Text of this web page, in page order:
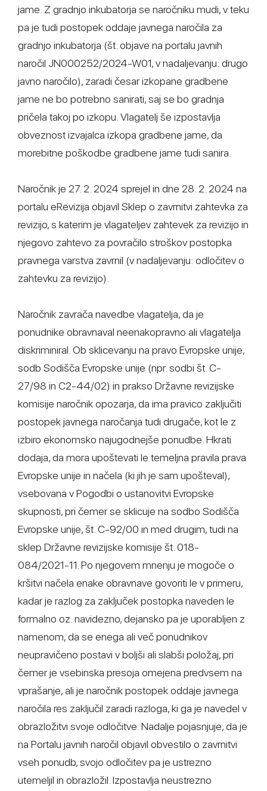
jame. Z gradnjo inkubatorja se naročniku mudi, v teku
pa je tudi postopek oddaje javnega naročila za
gradnjo inkubatorja (št. objave na portalu javnih
naročil JN000252/2024-W01, v nadaljevanju: drugo
javno naročilo), zaradi česar izkopane gradbene
jame ne bo potrebno sanirati, saj se bo gradnja
pričela takoj po izkopu. Vlagatelj še izpostavlja
obveznost izvajalca izkopa gradbene jame, da
morebitne poškodbe gradbene jame tudi sanira.
Naročnik je 27. 2. 2024 sprejel in dne 28. 2. 2024 na
portalu eRevizija objavil Sklep o zavrnitvi zahtevka za
revizijo, s katerim je vlagateljev zahtevek za revizijo in
njegovo zahtevo za povračilo stroškov postopka
pravnega varstva zavrnil (v nadaljevanju: odločitev o
zahtevku za revizijo).
Naročnik zavrača navedbe vlagatelja, da je
ponudnike obravnaval neenakopravno ali vlagatelja
diskriminiral. Ob sklicevanju na pravo Evropske unije,
sodb Sodišča Evropske unije (npr. sodbi št. C-
27/98 in C2-44/02) in prakso Državne revizijske
komisije naročnik opozarja, da ima pravico zaključiti
postopek javnega naročanja tudi drugače, kot le z
izbiro ekonomsko najugodnejše ponudbe. Hkrati
dodaja, da mora upoštevati le temeljna pravila prava
Evropske unije in načela (ki jih je sam upošteval),
vsebovana v Pogodbi o ustanovitvi Evropske
skupnosti, pri čemer se sklicuje na sodbo Sodišča
Evropske unije, št. C-92/00 in med drugim, tudi na
sklep Državne revizijske komisije št. 018-
084/2021-11. Po njegovem mnenju je mogoče o
kršitvi načela enake obravnave govoriti le v primeru,
kadar je razlog za zaključek postopka naveden le
formalno oz. navidezno, dejansko pa je uporabljen z
namenom, da se enega ali več ponudnikov
neupravičeno postavi v boljši ali slabši položaj, pri
čemer je vsebinska presoja omejena predvsem na
vprašanje, ali je naročnik postopek oddaje javnega
naročila res zaključil zaradi razloga, ki ga je navedel v
obrazložitvi svoje odločitve. Nadalje pojasnjuje, da je
na Portalu javnih naročil objavil obvestilo o zavrnitvi
vseh ponudb, svojo odločitev pa je ustrezno
utemeljil in obrazložil. Izpostavlja neustrezno